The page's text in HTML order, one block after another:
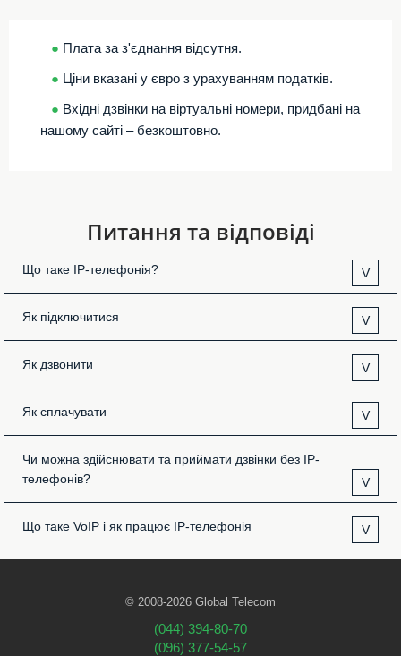
● Плата за з'єднання відсутня.
● Ціни вказані у євро з урахуванням податків.
● Вхідні дзвінки на віртуальні номери, придбані на
нашому сайті – безкоштовно.
Питання та відповіді
Що таке IP-телефонія? V
Як підключитися V
Як дзвонити V
Як сплачувати V
Чи можна здійснювати та приймати дзвінки без IP-
телефонів?
V
Що таке VoIP і як працює IP-телефонія V
© 2008-2026 Global Telecom
(044) 394-80-70
(096) 377-54-57